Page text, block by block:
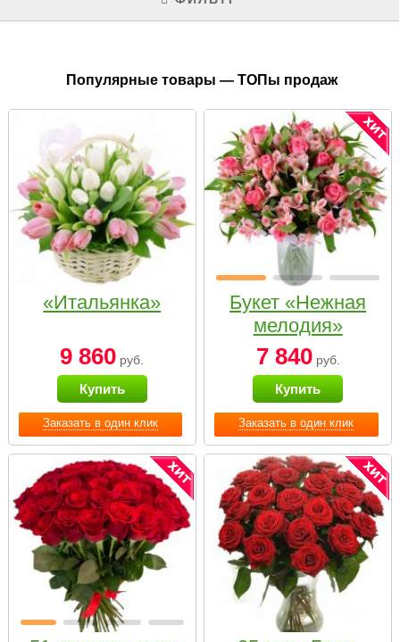
Популярные товары — ТОПы продаж
Заказать в один клик
«Итальянка»
9 860 руб.
Купить
Заказать в один клик
Букет «Нежная
мелодия»
7 840руб.
Купить